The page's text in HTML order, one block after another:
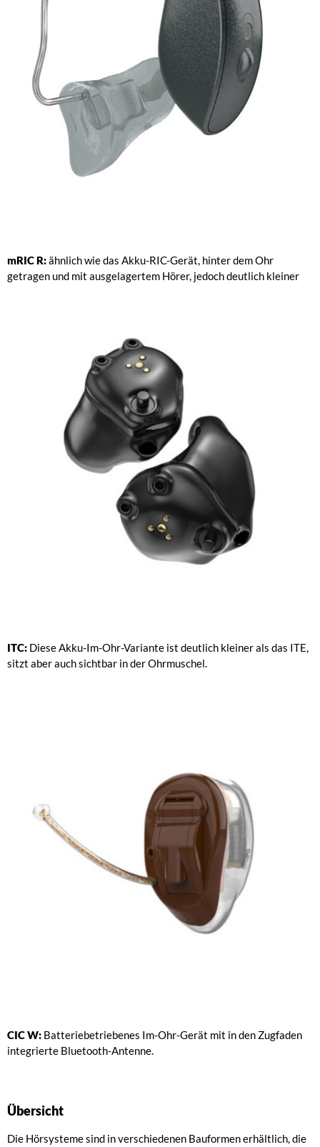
mRIC R:ähnlich wie das Akku-RIC-Gerät, hinter dem Ohr
getragen und mit ausgelagertem Hörer, jedoch deutlich kleiner
ITC: Diese Akku-Im-Ohr-Variante ist deutlich kleiner als das ITE,
sitzt aber auch sichtbar in der Ohrmuschel.
CIC W: Batteriebetriebenes Im-Ohr-Gerät mit in den Zugfaden
integrierte Bluetooth-Antenne.
Übersicht
Die Hörsysteme sind in verschiedenen Bauformen erhältlich, die